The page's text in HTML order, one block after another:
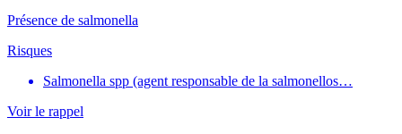
Présence de salmonella
Risques
Salmonella spp (agent responsable de la salmonellos…
Voir le rappel